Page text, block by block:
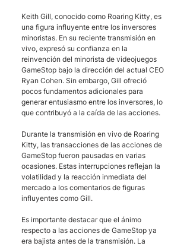
Keith Gill, conocido como Roaring Kitty, es
una figura influyente entre los inversores
minoristas. En su reciente transmisión en
vivo, expresó su confianza en la
reinvención del minorista de videojuegos
GameStop bajo la dirección del actual CEO
Ryan Cohen. Sin embargo, Gill ofreció
pocos fundamentos adicionales para
generar entusiasmo entre los inversores, lo
que contribuyó a la caída de las acciones.
Durante la transmisión en vivo de Roaring
Kitty, las transacciones de las acciones de
GameStop fueron pausadas en varias
ocasiones. Estas interrupciones reflejan la
volatilidad y la reacción inmediata del
mercado a los comentarios de figuras
influyentes como Gill.
Es importante destacar que el ánimo
respecto a las acciones de GameStop ya
era bajista antes de la transmisión. La